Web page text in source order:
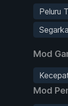
Peluru
Mod
Mod